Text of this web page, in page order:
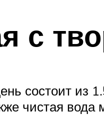
с
состоит из
чистая